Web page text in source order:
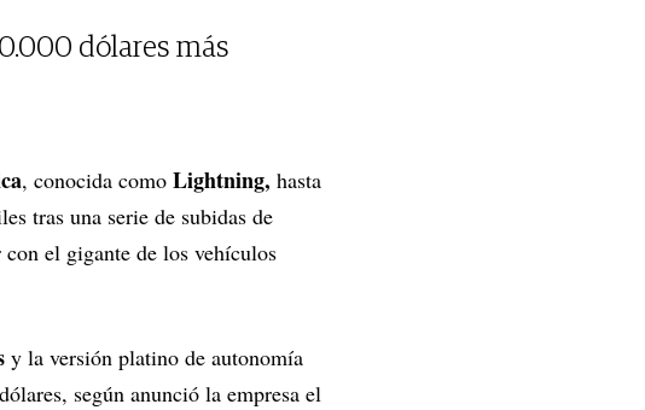
dólares más
, conocida como Lightning, hasta
tras una serie de subidas de
el gigante de los vehículos
y la versión platino de autonomía
según anunció la empresa el